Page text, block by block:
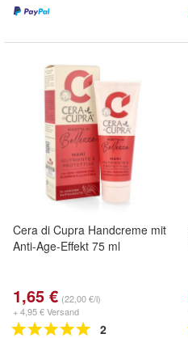
Cera di Cupra Handcreme mit
Anti-Age-Effekt 75 ml
1,65 € (22,00 €/l)
+ 4,95 € Versand
2